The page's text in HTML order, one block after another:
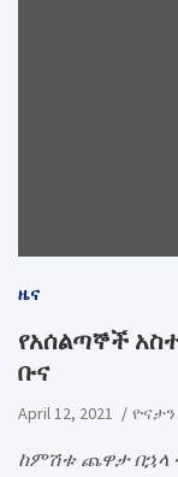
ዜና
የአሰልጣኞች
ቡና
April 12, 2021
ከምሽቱ ጨዋታ በኋላ